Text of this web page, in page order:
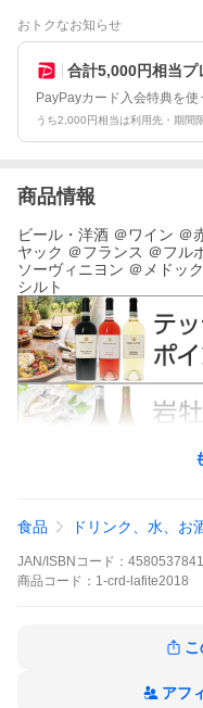
おトクなお知らせ
合計5,000円相当プ
PayPayカード入会特典を使
うち2,000円相当は利用先・期間
商品情報
ビール・洋酒 ＠ワイン ＠
ヤック ＠フランス ＠フル
ソーヴィニヨン ＠メドッ
シルト
食品 ドリンク、水、お
JAN/ISBNコード：
商品 コード： 1-crd-lafite2018
アフ